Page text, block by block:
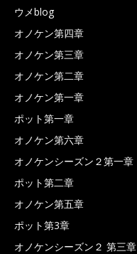
ウメblog
オノケン第四章
オノケン第三章
オノケン第二章
オノケン第一章
ポット第一章
オノケン第六章
オノケンシーズン２第一章
ポット第二章
オノケン第五章
ポット第3章
オノケンシーズン２ 第三章